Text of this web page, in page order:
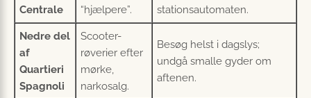
Centrale
“hjælpere”.
stationsautomaten.
Nedre del
af
Quartieri
Spagnoli
Scooter-
røverier efter
mørke,
narkosalg.
Besøg helst i dagslys;
undgå smalle gyder om
aftenen.